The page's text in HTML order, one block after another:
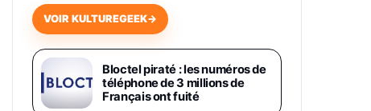
Smartphone Android 5G avec
Galaxy AI, 512 Go, Chargeur
Secteur Rapide 25W Inclus,
Smartphone déverrouillé, Noir,
Version FR
1019€1399€Fnac (Vendeur Tiers)
VOIR KULTUREGEEK→
Bloctel piraté : les numéros de
téléphone de 3 millions de
Français ont fuité